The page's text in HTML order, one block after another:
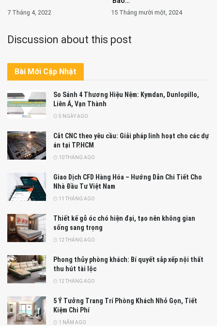
7 Tháng 4, 2022 15 Tháng mười một, 2024
Discussion about this post
Bài Mới Cập Nhật
So Sánh 4 Thương Hiệu Nệm: Kymdan, Dunlopillo,
Liên Á, Vạn Thành
5 NGÀY AGO
Cắt CNC theo yêu cầu: Giải pháp linh hoạt cho các dự
án tại TP.HCM
10 THÁNG AGO
Giao Dịch CFD Hàng Hóa – Hướng Dẫn Chi Tiết Cho
Nhà Đầu Tư Việt Nam
11 THÁNG AGO
Thiết kế gỗ óc chó hiện đại, tạo nên không gian
sống sang trọng
12 THÁNG AGO
Phong thủy phòng khách: Bí quyết sắp xếp nội thất
thu hút tài lộc
12 THÁNG AGO
5 Ý Tưởng Trang Trí Phòng Khách Nhỏ Gọn, Tiết
Kiệm Chi Phí
1 NĂM AGO